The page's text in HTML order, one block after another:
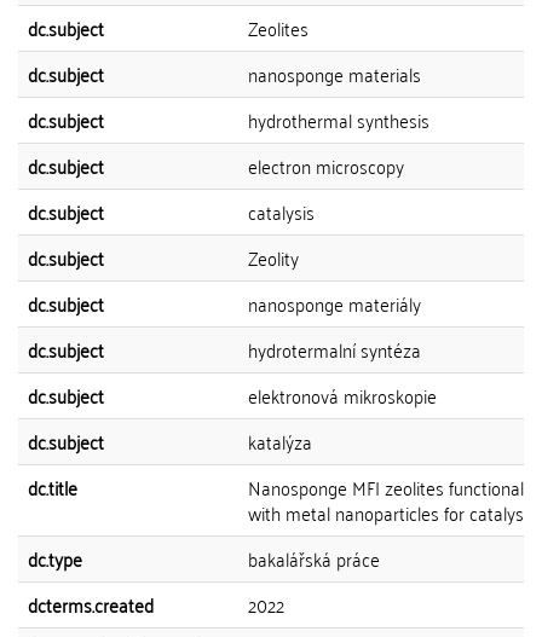
dc.subject
Zeolites
dc.subject
nanosponge materials
dc.subject
hydrothermal synthesis
dc.subject
electron microscopy
dc.subject
catalysis
dc.subject
Zeolity
dc.subject
nanosponge materiály
dc.subject
hydrotermalní syntéza
dc.subject
elektronová mikroskopie
dc.subject
katalýza
dc.title
Nanosponge MFI zeolites
with metal nanoparticles for catalysis
dc.type
bakalářská práce
dcterms.created
2022